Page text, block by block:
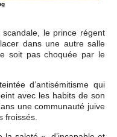
le prince régent
dans une autre salle
soit pas choquée par le
d’antisémitisme qui
avec les habits de son
une communauté juive
froissés.